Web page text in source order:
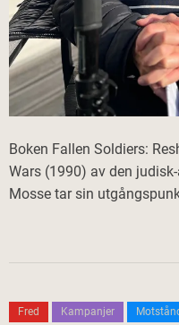
Boken Fallen Soldiers:
Wars (1990) av den
Mosse tar sin
Fred Kampanjer